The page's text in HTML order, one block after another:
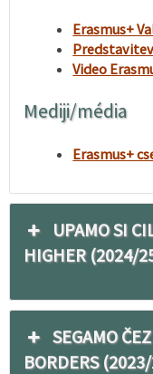
Erasmus+
Predstavitev
Video
Mediji/média
Erasmus+
UPAMO SI
HIGHER (2024/
SEGAMO
BORDERS